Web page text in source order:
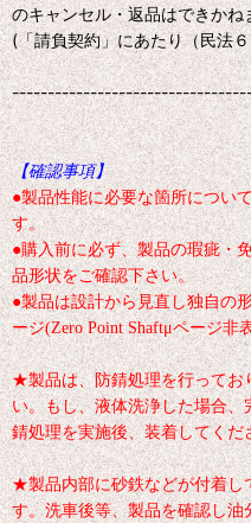
のキャンセル・返品はできかね
(「請負契約」にあたり（民法
【確認事項】
●製品性能に必要な箇所につい
す。
●購入前に必ず、製品の瑕疵
品形状をご確認下さい。
●製品は設計から見直し独自の
ージ(Zero Point Shaftμページ非
★製品は、防錆処理を行ってお
い。もし、液体洗浄した場合
錆処理を実施後、装着してくだ
★製品内部に砂鉄などが付着し
す。洗車後等、製品を確認し